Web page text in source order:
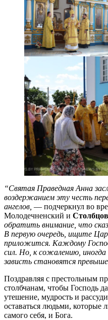
“Святая Праведная Анна
воздержанием эту честь
ангелов, — подчеркнул во
Молодечненский и
обратить внимание, что
В первую очередь, ищите
приложится. Каждому
сил. Но, к сожалению,
зависть становятся
Поздравляя с престольным
столбчанам, чтобы Господь
утешение, мудрость и
оставаться людьми, которые
самого себя, и Бога.